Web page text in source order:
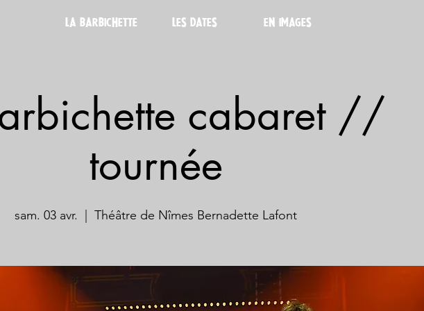
LA BARBICHETTE LES DATES EN IMAGES
cabaret //
tournée
sam. 03 avr. Théâtre de Nîmes Bernadette Lafont